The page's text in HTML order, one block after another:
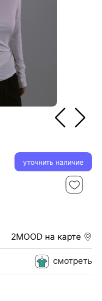
уточнить наличие
2MOOD на карте
смотреть